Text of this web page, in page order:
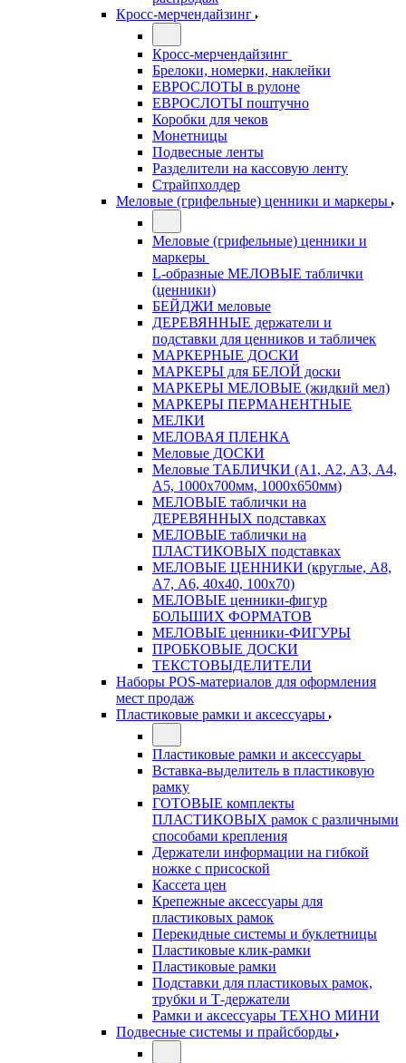
Кросс-мерчендайзинг
Кросс-мерчендайзинг
Брелоки, номерки, наклейки
ЕВРОСЛОТЫ в рулоне
ЕВРОСЛОТЫ поштучно
Коробки для чеков
Монетницы
Подвесные ленты
Разделители на кассовую ленту
Страйпхолдер
Меловые (грифельные) ценники и маркеры
Меловые (грифельные) ценники и
маркеры
L-образные МЕЛОВЫЕ таблички
(ценники)
БЕЙДЖИ меловые
ДЕРЕВЯННЫЕ держатели и
подставки для ценников и табличек
МАРКЕРНЫЕ ДОСКИ
МАРКЕРЫ для БЕЛОЙ доски
МАРКЕРЫ МЕЛОВЫЕ (жидкий мел)
МАРКЕРЫ ПЕРМАНЕНТНЫЕ
МЕЛКИ
МЕЛОВАЯ ПЛЕНКА
Меловые ДОСКИ
Меловые ТАБЛИЧКИ (А1, А2, А3, А4,
А5, 1000х700мм, 1000х650мм)
МЕЛОВЫЕ таблички на
ДЕРЕВЯННЫХ подставках
МЕЛОВЫЕ таблички на
ПЛАСТИКОВЫХ подставках
МЕЛОВЫЕ ЦЕННИКИ (круглые, А8,
А7, А6, 40х40, 100х70)
МЕЛОВЫЕ ценники-фигур
БОЛЬШИХ ФОРМАТОВ
МЕЛОВЫЕ ценники-ФИГУРЫ
ПРОБКОВЫЕ ДОСКИ
ТЕКСТОВЫДЕЛИТЕЛИ
Наборы POS-материалов для оформления
мест продаж
Пластиковые рамки и аксессуары
Пластиковые рамки и аксессуары
Вставка-выделитель в пластиковую
рамку
ГОТОВЫЕ комплекты
ПЛАСТИКОВЫХ рамок с различными
способами крепления
Держатели информации на гибкой
ножке с присоской
Кассета цен
Крепежные аксессуары для
пластиковых рамок
Перекидные системы и буклетницы
Пластиковые клик-рамки
Пластиковые рамки
Подставки для пластиковых рамок,
трубки и Т-держатели
Рамки и аксессуары ТЕХНО МИНИ
Подвесные системы и прайсборды